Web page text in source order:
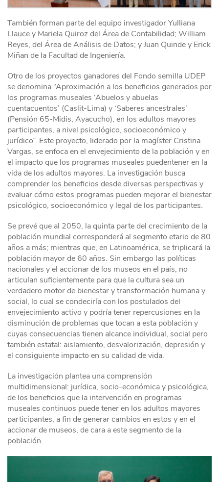
También forman parte del equipo investigador Yulliana
Llauce y Mariela Quiroz del Área de Contabilidad; William
Reyes, del Área de Análisis de Datos; y Juan Quinde y Erick
Miñan de la Facultad de Ingeniería.
Otro de los proyectos ganadores del Fondo semilla UDEP
se denomina “Aproximación a los beneficios generados por
los programas museales ‘Abuelos y abuelas
cuentacuentos’ (Caslit-Lima) y ‘Saberes ancestrales’
(Pensión 65-Midis, Ayacucho), en los adultos mayores
participantes, a nivel psicológico, socioeconómico y
jurídico”. Este proyecto, liderado por la magíster Cristina
Vargas, se enfoca en el envejecimiento de la población y en
el impacto que los programas museales puedentener en la
vida de los adultos mayores. La investigación busca
comprender los beneficios desde diversas perspectivas y
evaluar cómo estos programas pueden mejorar el bienestar
psicológico, socioeconómico y legal de los participantes.
Se prevé que al 2050, la quinta parte del crecimiento de la
población mundial corresponderá al segmento etario de 80
años a más; mientras que, en Latinoamérica, se triplicará la
población mayor de 60 años. Sin embargo las políticas
nacionales y el accionar de los museos en el país, no
articulan suficientemente para que la cultura sea un
verdadero motor de bienestar y transformación humana y
social, lo cual se condeciría con los postulados del
envejecimiento activo y podría tener repercusiones en la
disminución de problemas que tocan a esta población y
cuyas consecuencias tienen alcance individual, social pero
también estatal: aislamiento, desvalorización, depresión y
el consiguiente impacto en su calidad de vida.
La investigación plantea una comprensión
multidimensional: jurídica, socio-económica y psicológica,
de los beneficios que la intervención en programas
museales continuos puede tener en los adultos mayores
participantes, a fin de generar cambios en estos y en el
accionar de museos, de cara a este segmento de la
población.